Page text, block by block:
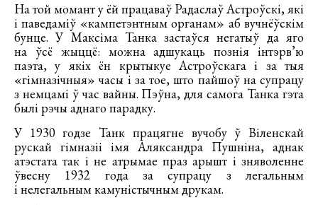
На той момант у ёй працаваў Радаслаў Астроўскі, які
і паведаміў «кампетэнтным органам» аб вучнёўскім
бунце. У Максіма Танка застаўся негатыў да яго
на ўсё жыццё: можна адшукаць познія інтэрв’ю
паэта, у якіх ён крытыкуе Астроўскага і за тыя
«гімназічныя» часы і за тое, што пайшоў на супрацу
з немцамі ў час вайны. Пэўна, для самога Танка гэта
былі рэчы аднаго парадку.
У 1930 годзе Танк працягне вучобу ў Віленскай
рускай гімназіі імя Аляксандра Пушніна, аднак
атэстата так і не атрымае праз арышт і зняволенне
ўвесну 1932 года за супрацу з легальным
і нелегальным камуністычным друкам.